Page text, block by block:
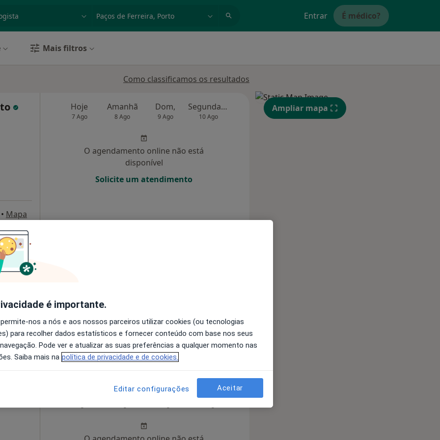
Entrar É médico?
Mais filtros
Como classificamos os resultados
• Mapa
Hoje
7 Ago
Amanhã
8 Ago
Dom,
9 Ago
Segunda-feira
10 Ago
Qua Qui,
13 Ago
O agendamento online não está
disponível
Solicite um atendimento
Famalicão •
O agendamento online não está
Solicite um atendimento
Amanhã Dom,
Ampliar mapa
é importante.
nos a nós e aos nossos parceiros utilizar cookies (ou tecnologias
para recolher dados estatísticos e fornecer conteúdo com base nos seus
Pode ver e atualizar as suas preferências a qualquer momento nas
Saiba mais na política de privacidade e de cookies.
Editar configurações Aceitar